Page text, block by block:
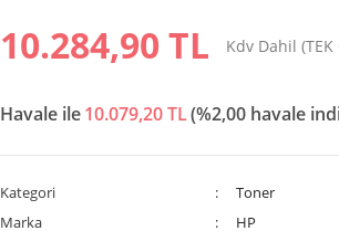
10.284,90 TL Kdv Dahil (TEK
Havale ile10.079,20 TL(%2,00 havale
Kategori
Toner
Marka
HP